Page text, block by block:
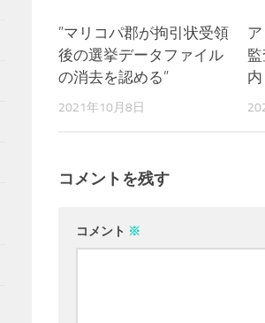
”マリコパ郡が拘引状受領
後の選挙データファイル
の消去を認める”
2021年10月8日
内
コメントを残す
コメント ※